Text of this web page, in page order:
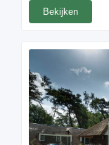
Bekijken